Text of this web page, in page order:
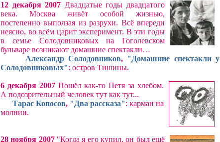
12 декабря 2007 Двадцатые годы двадцатого
века. Москва живёт особой жизнью,
постепенно выползая из разрухи. Всё впереди
неясно, во всём царит эксперимент. В эти годы
в семье Солодовниковых на Гоголевском
бульваре возникают домашние спектакли…
Александр Солодовников, "Домашние спектакли у
Солодовниковых": остров Тишины.
6 декабря 2007Пошёл как-то Петя за хлебом.
А подозрительный человек тут как тут...
Тарас Копосов, "Два рассказа": карман на
молнии.
28 ноября 2007"Когда я его купил, он был ещё